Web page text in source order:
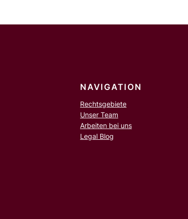
NAVIGATION
Rechtsgebiete
Unser Team
Arbeiten bei uns
Legal Blog